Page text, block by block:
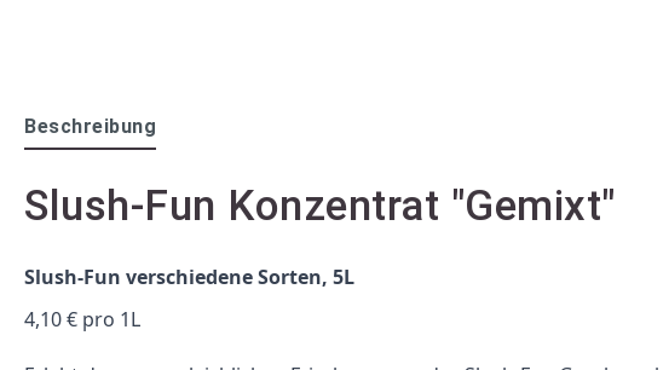
Beschreibung
Slush-Fun Konzentrat "Gemixt"
Slush-Fun verschiedene Sorten, 5L
4,10 € pro 1L